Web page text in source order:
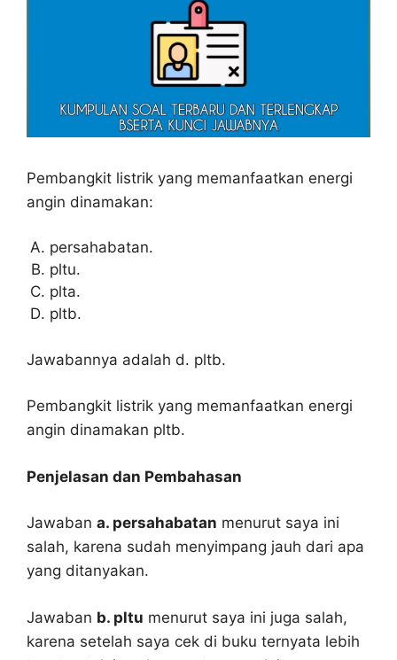
Pembangkit listrik yang memanfaatkan energi
angin dinamakan:
persahabatan.
pltu.
plta.
pltb.
Jawabannya adalah d. pltb.
Pembangkit listrik yang memanfaatkan energi
angin dinamakan pltb.
Penjelasan dan Pembahasan
Jawaban a. persahabatan menurut saya ini
salah, karena sudah menyimpang jauh dari apa
yang ditanyakan.
Jawaban b. pltu menurut saya ini juga salah,
karena setelah saya cek di buku ternyata lebih